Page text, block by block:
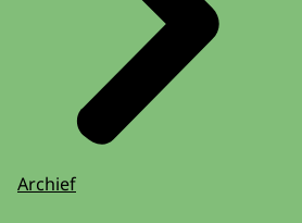
Archief